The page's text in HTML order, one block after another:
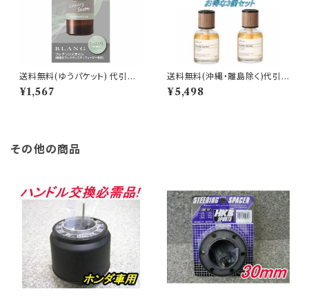
送料無料(ゆうパケット) 代引不
可 ブラング 噴霧式ディフューザ
ー専用フレグランスオイル ラグ
¥1,567
送料無料(沖縄・離島除く)代引
不可 ルーノ リキッド グラン アイ
ランドシャイン 3個で1セット【L9
¥5,498
その他の商品